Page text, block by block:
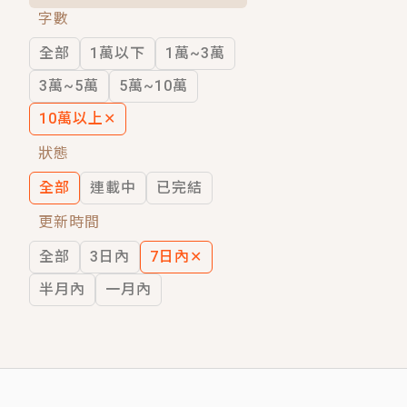
穿越｜《穿越遠古後成了野人娘子》你
字數
全部
1萬以下
1萬~3萬
3萬~5萬
5萬~10萬
10萬以上 ✕
狀態
全部
連載中
已完結
更新時間
全部
3日內 7日內 ✕
半月內
一月內